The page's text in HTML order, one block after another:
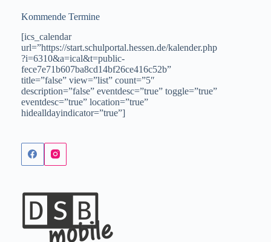
Kommende Termine
[ics_calendar
url=”https://start.schulportal.hessen.de/kalender.php
?i=6310&a=ical&t=public-
fece7e71b607ba8cd14bf26ce416c52b”
title=”false” view=”list” count=”5″
description=”false” eventdesc=”true” toggle=”true”
eventdesc=”true” location=”true”
hidealldayindicator=”true”]